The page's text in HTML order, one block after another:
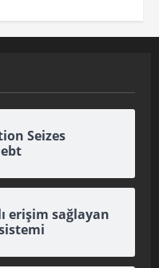
Seizes
erişim sağlayan